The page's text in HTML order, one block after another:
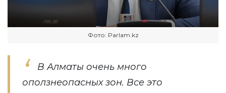
Фото: Parlam.kz
В Алматы очень много
оползнеопасных зон. Все это